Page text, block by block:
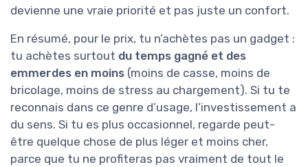
devienne une vraie priorité et pas juste un confort.
En résumé, pour le prix, tu n’achètes pas un gadget :
tu achètes surtout du temps gagné et des
emmerdes en moins (moins de casse, moins de
bricolage, moins de stress au chargement). Si tu te
reconnais dans ce genre d’usage, l’investissement a
du sens. Si tu es plus occasionnel, regarde peut-
être quelque chose de plus léger et moins cher,
parce que tu ne profiteras pas vraiment de tout le